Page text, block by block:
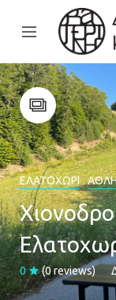
ΕΛΑΤΟΧΏΡΙ
0 (0 reviews)